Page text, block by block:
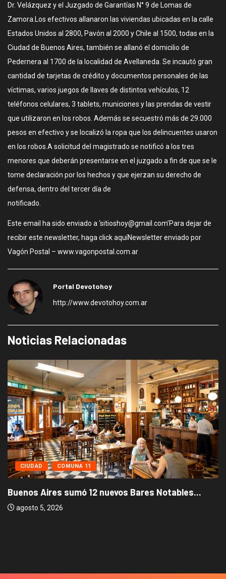
Dr. Velázquez y el Juzgado de Garantías N° 9 de Lomas de
Zamora.Los efectivos allanaron las viviendas ubicadas en la calle
Estados Unidos al 2800, Pavón al 2000 y Chile al 1500, todas en la
Ciudad de Buenos Aires, también se allanó el domicilio de
Pedernera al 1700 de la localidad de Avellaneda. Se incautó gran
cantidad de tarjetas de crédito y documentos personales de las
víctimas, varios juegos de llaves de distintos vehículos, 12
teléfonos celulares, 3 tablets, municiones y las prendas de vestir
que utilizaron en los robos. Además se secuestró más de 29.000
pesos en efectivo y se localizó la ropa que los delincuentes usaron
en los robos.A solicitud del magistrado se notificó a los tres
menores que deberán presentarse en el juzgado a fin de que se le
tome declaración por los hechos y que ejerzan su derecho de
defensa, dentro del tercer día de
notificado.
Este email ha sido enviado a ‘sitioshoy@gmail.com’Para dejar de
recibir este newsletter, haga click aquíNewsletter enviado por
Vagón Postal – www.vagonpostal.com.ar
Portal Devotohoy
http://www.devotohoy.com.ar
Noticias Relacionadas
CIUDAD COMUNA 11
Buenos Aires sumó 12 nuevos Bares Notables...
agosto 5, 2026